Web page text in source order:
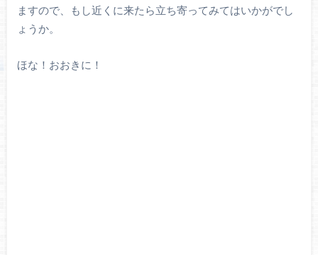
ますので、もし近くに来たら立ち寄ってみてはいかがでし
ょうか。
ほな！おおきに！